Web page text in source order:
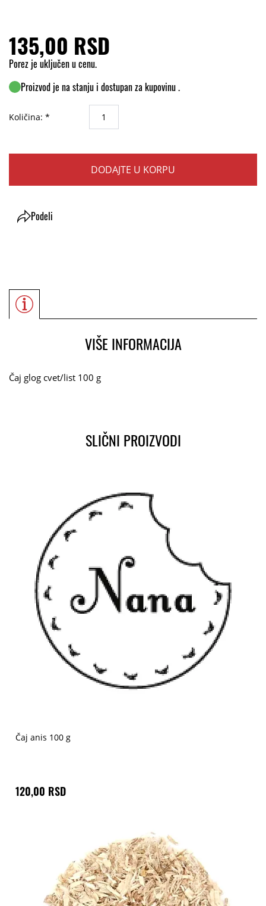
135,00 RSD
Porez je uključen u cenu.
Proizvod je na stanju i dostupan za kupovinu .
Količina: *
DODAJTE U KORPU
Podeli
VIŠE INFORMACIJA
Čaj glog cvet/list 100 g
SLIČNI PROIZVODI
Čaj anis 100 g
120,00 RSD